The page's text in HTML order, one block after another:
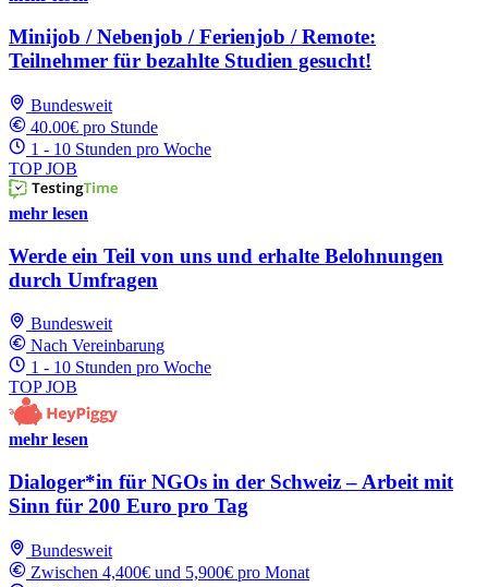
Minijob / Nebenjob / Ferienjob / Remote:
Teilnehmer für bezahlte Studien gesucht!
Bundesweit
40.00€ pro Stunde
1 - 10 Stunden pro Woche
TOP JOB
mehr lesen
Werde ein Teil von uns und erhalte Belohnungen
durch Umfragen
Bundesweit
Nach Vereinbarung
1 - 10 Stunden pro Woche
TOP JOB
mehr lesen
Dialoger*in für NGOs in der Schweiz – Arbeit mit
Sinn für 200 Euro pro Tag
Bundesweit
Zwischen 4,400€ und 5,900€ pro Monat